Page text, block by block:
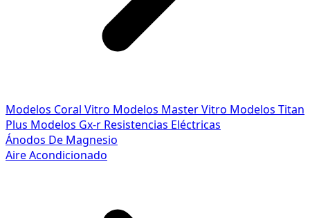
Modelos Coral Vitro Modelos Master Vitro Modelos Titan
Plus Modelos Gx-r Resistencias Eléctricas
Ánodos De Magnesio
Aire Acondicionado